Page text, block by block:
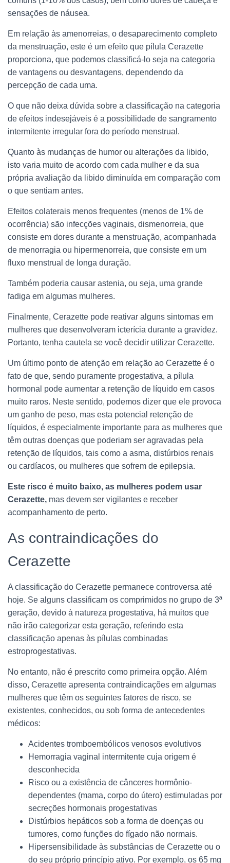
sensações de náusea.
Em relação às amenorreias, o desaparecimento completo
da menstruação, este é um efeito que pílula Cerazette
proporciona, que podemos classificá-lo seja na categoria
de vantagens ou desvantagens, dependendo da
percepção de cada uma.
O que não deixa dúvida sobre a classificação na categoria
de efeitos indesejáveis é a possibilidade de sangramento
intermitente irregular fora do período menstrual.
Quanto às mudanças de humor ou alterações da libido,
isto varia muito de acordo com cada mulher e da sua
própria avaliação da libido diminuída em comparação com
o que sentiam antes.
Efeitos colaterais menos frequentes (menos de 1% de
ocorrência) são infecções vaginais, dismenorreia, que
consiste em dores durante a menstruação, acompanhada
de menorragia ou hipermenorreia, que consiste em um
fluxo menstrual de longa duração.
Também poderia causar astenia, ou seja, uma grande
fadiga em algumas mulheres.
Finalmente, Cerazette pode reativar alguns sintomas em
mulheres que desenvolveram icterícia durante a gravidez.
Portanto, tenha cautela se você decidir utilizar Cerazette.
Um último ponto de atenção em relação ao Cerazette é o
fato de que, sendo puramente progestativa, a pílula
hormonal pode aumentar a retenção de líquido em casos
muito raros. Neste sentido, podemos dizer que ele provoca
um ganho de peso, mas esta potencial retenção de
líquidos, é especialmente importante para as mulheres que
têm outras doenças que poderiam ser agravadas pela
retenção de líquidos, tais como a asma, distúrbios renais
ou cardíacos, ou mulheres que sofrem de epilepsia.
Este risco é muito baixo, as mulheres podem usar
Cerazette, mas devem ser vigilantes e receber
acompanhamento de perto.
As contraindicações do
Cerazette
A classificação do Cerazette permanece controversa até
hoje. Se alguns classificam os comprimidos no grupo de 3ª
geração, devido à natureza progestativa, há muitos que
não irão categorizar esta geração, referindo esta
classificação apenas às pílulas combinadas
estroprogestativas.
No entanto, não é prescrito como primeira opção. Além
disso, Cerazette apresenta contraindicações em algumas
mulheres que têm os seguintes fatores de risco, se
existentes, conhecidos, ou sob forma de antecedentes
médicos:
Acidentes tromboembólicos venosos evolutivos
Hemorragia vaginal intermitente cuja origem é
desconhecida
Risco ou a existência de cânceres hormônio-
dependentes (mama, corpo do útero) estimuladas por
secreções hormonais progestativas
Distúrbios hepáticos sob a forma de doenças ou
tumores, como funções do fígado não normais.
Hipersensibilidade às substâncias de Cerazette ou o
do seu próprio princípio ativo. Por exemplo, os 65 mg